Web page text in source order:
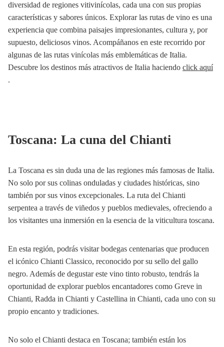
diversidad de regiones vitivinícolas, cada una con sus propias
características y sabores únicos. Explorar las rutas de vino es una
experiencia que combina paisajes impresionantes, cultura y, por
supuesto, deliciosos vinos. Acompáñanos en este recorrido por
algunas de las rutas vinícolas más emblemáticas de Italia.
Descubre los destinos más atractivos de Italia haciendo click aquí
.
Toscana: La cuna del Chianti
La Toscana es sin duda una de las regiones más famosas de Italia.
No solo por sus colinas onduladas y ciudades históricas, sino
también por sus vinos excepcionales. La ruta del Chianti
serpentea a través de viñedos y pueblos medievales, ofreciendo a
los visitantes una inmersión en la esencia de la viticultura toscana.
En esta región, podrás visitar bodegas centenarias que producen
el icónico Chianti Classico, reconocido por su sello del gallo
negro. Además de degustar este vino tinto robusto, tendrás la
oportunidad de explorar pueblos encantadores como Greve in
Chianti, Radda in Chianti y Castellina in Chianti, cada uno con su
propio encanto y tradiciones.
No solo el Chianti destaca en Toscana; también están los